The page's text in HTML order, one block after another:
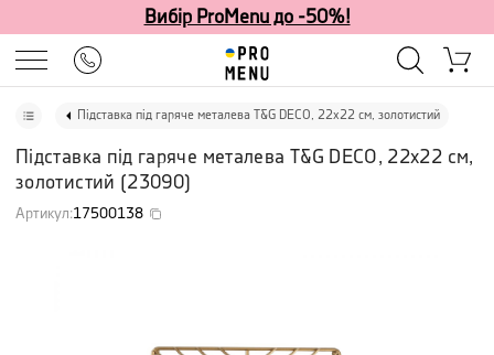
Вибір ProMenu до -50%!
Підставка під гаряче металева T&G DECO, 22х22 см, золотистий
Підставка під гаряче металева T&G DECO, 22х22 см,
золотистий (23090)
Артикул:17500138